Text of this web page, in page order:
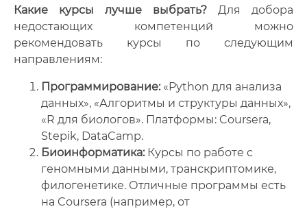
Какие курсы лучше выбрать? Для добора
недостающих компетенций можно
рекомендовать курсы по следующим
направлениям:
Программирование:«Python для анализа
данных», «Алгоритмы и структуры данных»,
«R для биологов». Платформы: Coursera,
Stepik, DataCamp.
Биоинформатика:Курсы по работе с
геномными данными, транскриптомике,
филогенетике. Отличные программы есть
на Coursera (например, от